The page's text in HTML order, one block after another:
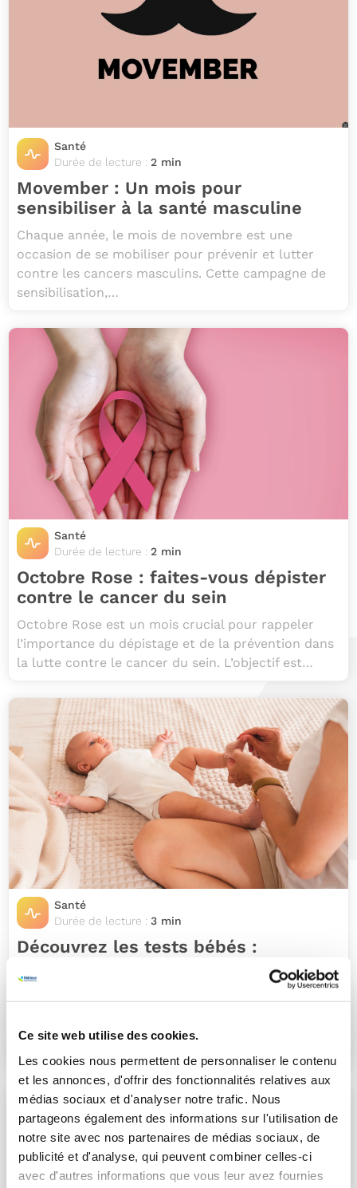
Ce site web utilise des cookies.
Les cookies nous permettent de personnaliser le contenu
et les annonces, d'offrir des fonctionnalités relatives aux
médias sociaux et d'analyser notre trafic. Nous
partageons également des informations sur l'utilisation de
notre site avec nos partenaires de médias sociaux, de
publicité et d'analyse, qui peuvent combiner celles-ci
avec d'autres informations que vous leur avez fournies
Santé
Durée de lecture : 2 min
Movember : Un mois pour
sensibiliser à la santé masculine
Chaque année, le mois de novembre est une
occasion de se mobiliser pour prévenir et lutter
contre les cancers masculins. Cette campagne de
sensibilisation,…
Santé
Durée de lecture : 2 min
Octobre Rose : faites-vous dépister
contre le cancer du sein
Octobre Rose est un mois crucial pour rappeler
l’importance du dépistage et de la prévention dans
la lutte contre le cancer du sein. L’objectif est…
Santé
Durée de lecture : 3 min
Découvrez les tests bébés :
laboratoires à Lille, Nantes ou Cergy
!
Vous êtes jeunes parents, grands-parents ou futurs
parents, ou simplement curieux…